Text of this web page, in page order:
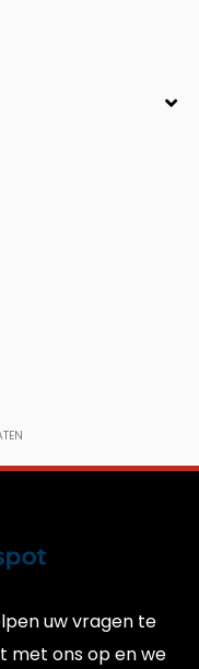
uw vragen te
met ons op en we